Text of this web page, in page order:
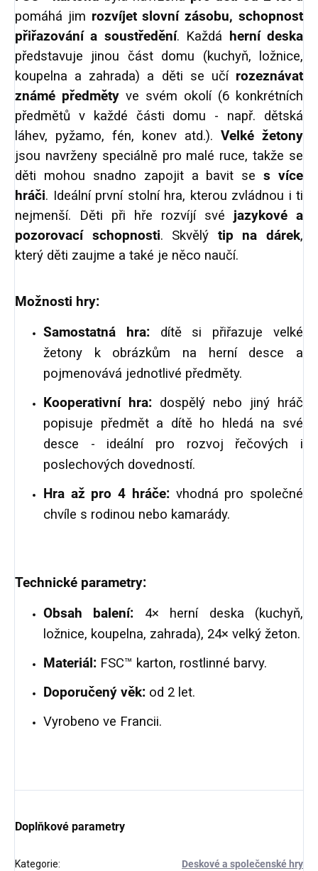
pomáhá jim rozvíjet slovní zásobu, schopnost
přiřazování a soustředění. Každá herní deska
představuje jinou část domu (kuchyň, ložnice,
koupelna a zahrada) a děti se učí rozeznávat
známé předměty ve svém okolí (6 konkrétních
předmětů v každé části domu - např. dětská
láhev, pyžamo, fén, konev atd.). Velké žetony
jsou navrženy speciálně pro malé ruce, takže se
děti mohou snadno zapojit a bavit ses více
hráči. Ideální první stolní hra, kterou zvládnou i ti
nejmenší. Děti při hře rozvíjí své jazykové a
pozorovací schopnosti. Skvělý tip na dárek,
který děti zaujme a také je něco naučí.
Možnosti hry:
Samostatná hra:dítě si přiřazuje velké
žetony k obrázkům na herní desce a
pojmenovává jednotlivé předměty.
Kooperativní hra: dospělý nebo jiný hráč
popisuje předmět a dítě ho hledá na své
desce - ideální pro rozvoj řečových i
poslechových dovedností.
Hra až pro 4 hráče:vhodná pro společné
chvíle s rodinou nebo kamarády.
Technické parametry:
Obsah balení: 4× herní deska (kuchyň,
ložnice, koupelna, zahrada), 24× velký žeton.
Materiál: FSC™ karton, rostlinné barvy.
Doporučený věk: od 2 let.
Vyrobeno ve Francii.
Doplňkové parametry
Kategorie: Deskové a společenské hry